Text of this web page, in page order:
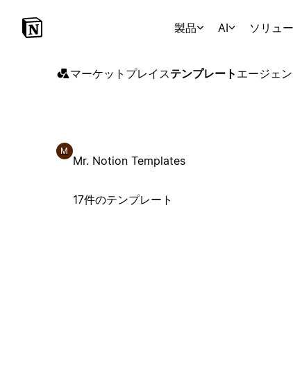
製品 AI ソリュ
マーケットプレイステンプレート エージェン
M
Mr. Notion Templates
17件のテンプレート